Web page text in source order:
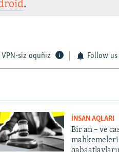
.
VPN-siz oquñız Follow us
İNSAN AQLARI
Bir an – ve